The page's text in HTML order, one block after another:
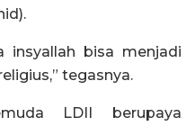
insyallah bisa menjadi
tegasnya.
LDII berupaya